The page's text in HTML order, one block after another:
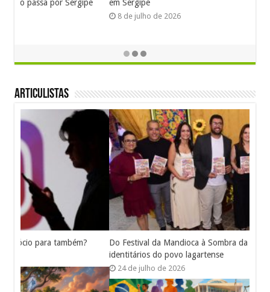
em Sergipe
Articulistas
Do Festival da Mandioca à Sombra da Jaqueira – marcos
identitários do povo lagartense
24 de julho de 2026